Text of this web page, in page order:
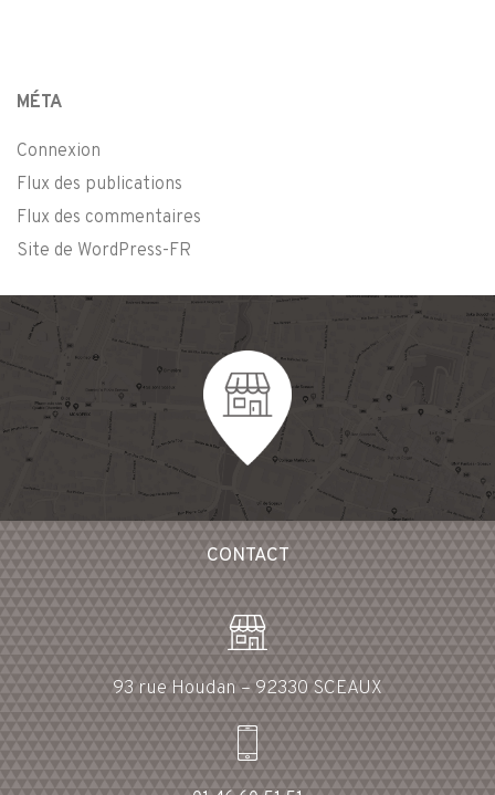
MÉTA
Connexion
Flux des publications
Flux des commentaires
Site de WordPress-FR
CONTACT
93 rue Houdan – 92330 SCEAUX